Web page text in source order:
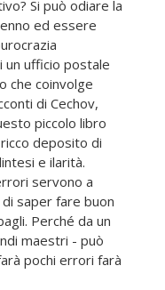
Si può odiare la
ed essere
un ufficio postale
che coinvolge
di Cechov,
piccolo libro
deposito di
e ilarità.
servono a
saper fare buon
Perché da un
maestri - può
pochi errori farà